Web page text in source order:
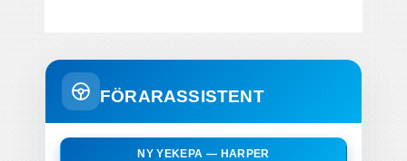
FÖRARASSISTENT
NY YEKEPA — HARPER